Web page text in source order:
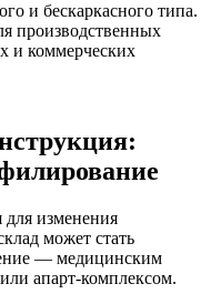
и бескаркасного типа.
производственных
и коммерческих
для изменения
может стать
— медицинским
апарт-комплексом.